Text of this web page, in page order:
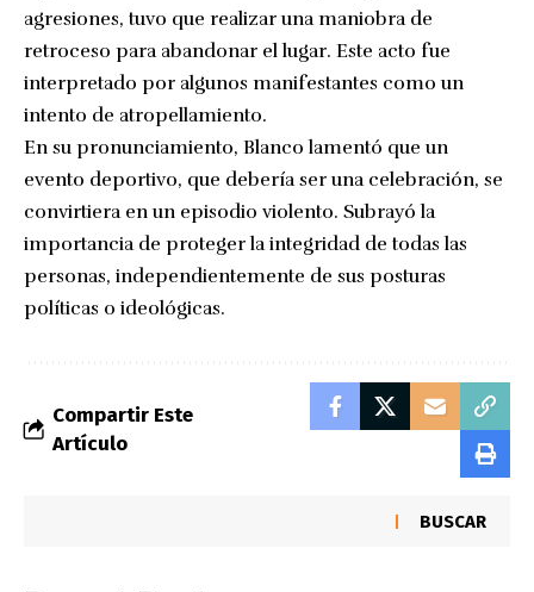
agresiones, tuvo que realizar una maniobra de
retroceso para abandonar el lugar. Este acto fue
interpretado por algunos manifestantes como un
intento de atropellamiento.
En su pronunciamiento, Blanco lamentó que un
evento deportivo, que debería ser una celebración, se
convirtiera en un episodio violento. Subrayó la
importancia de proteger la integridad de todas las
personas, independientemente de sus posturas
políticas o ideológicas.
Compartir Este
Artículo
BUSCAR